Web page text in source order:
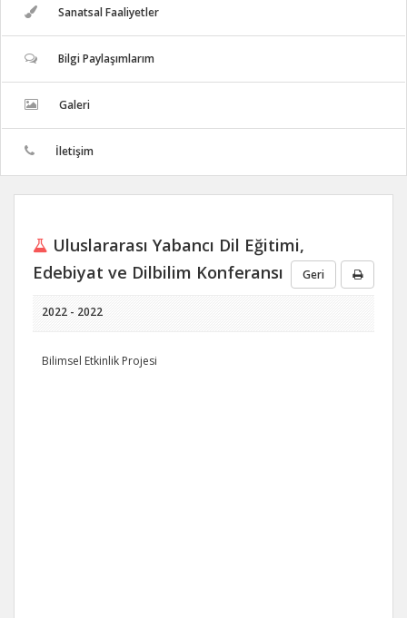
Sanatsal Faaliyetler
Bilgi Paylaşımlarım
Galeri
İletişim
Uluslararası Yabancı Dil Eğitimi,
Edebiyat ve Dilbilim Konferansı
Geri
2022 - 2022
Bilimsel Etkinlik Projesi